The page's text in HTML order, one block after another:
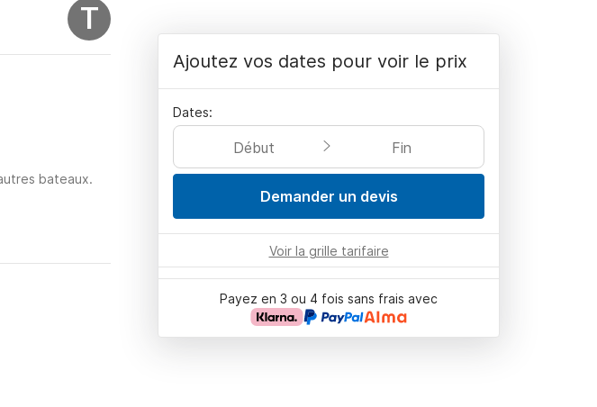
T
bateaux.
Ajoutez vos dates pour voir le prix
Dates:
Début Fin
Demander un devis
Voir la grille tarifaire
Payez en 3 ou 4 fois sans frais avec